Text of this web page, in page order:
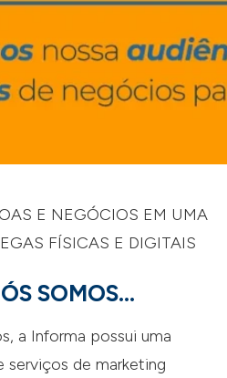
E NEGÓCIOS EM UMA
FÍSICAS E DIGITAIS
SOMOS...
a Informa possui uma
de marketing